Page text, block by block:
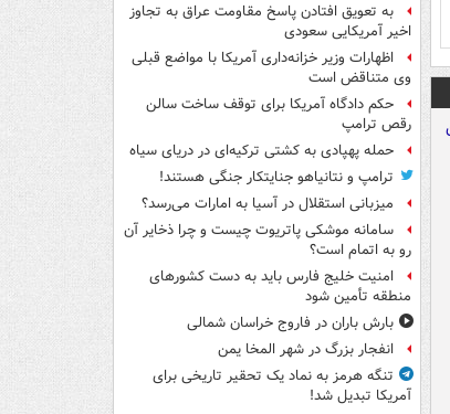
به تعویق افتادن پاسخ مقاومت عراق به تجاوز
اخیر آمریکایی سعودی
اظهارات وزیر خزانه‌داری آمریکا با مواضع قبلی
وی متناقض است
حکم دادگاه آمریکا برای توقف ساخت سالن
رقص ترامپ
حمله پهپادی به کشتی ترکیه‌ای در دریای سیاه
ترامپ و نتانیاهو جنایتکار جنگی هستند!
میزبانی استقلال در آسیا به امارات می‌رسد؟
سامانه موشکی پاتریوت چیست و چرا ذخایر آن
رو به اتمام است؟
امنیت خلیج فارس باید به دست کشورهای
منطقه تأمین شود
بارش باران در فاروج خراسان شمالی
انفجار بزرگ در شهر المخا یمن
تنگه هرمز به نماد یک تحقیر تاریخی برای
آمریکا تبدیل شد!